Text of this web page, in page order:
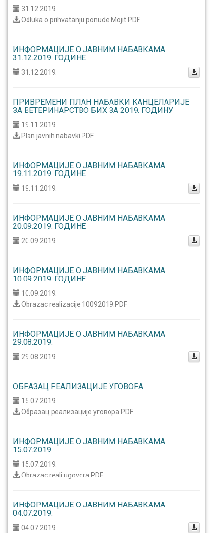
31.12.2019.
Odluka o prihvatanju ponude Mojit.PDF
ИНФОРМАЦИЈЕ О ЈАВНИМ НАБАВКАМА
31.12.2019. ГОДИНЕ
31.12.2019.
ПРИВРЕМЕНИ ПЛАН НАБАВКИ КАНЦЕЛАРИЈЕ
ЗА ВЕТЕРИНАРСТВО БИХ ЗА 2019. ГОДИНУ
19.11.2019.
Plan javnih nabavki.PDF
ИНФОРМАЦИЈЕ О ЈАВНИМ НАБАВКАМА
19.11.2019. ГОДИНЕ
19.11.2019.
ИНФОРМАЦИЈЕ О ЈАВНИМ НАБАВКАМА
20.09.2019. ГОДИНЕ
20.09.2019.
ИНФОРМАЦИЈЕ О ЈАВНИМ НАБАВКАМА
10.09.2019. ГОДИНЕ
10.09.2019.
Obrazac realizacije 10092019.PDF
ИНФОРМАЦИЈЕ О ЈАВНИМ НАБАВКАМА
29.08.2019.
29.08.2019.
ОБРАЗАЦ РЕАЛИЗАЦИЈЕ УГОВОРА
15.07.2019.
Образац реализације уговора.PDF
ИНФОРМАЦИЈЕ О ЈАВНИМ НАБАВКАМА
15.07.2019.
15.07.2019.
Obrazac reali ugovora.PDF
ИНФОРМАЦИЈЕ О ЈАВНИМ НАБАВКАМА
04.07.2019.
04.07.2019.